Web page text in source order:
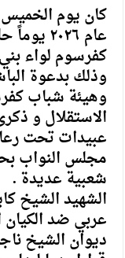
كان يوم الخميس
عام ٢٠٢٦
كفرسوم لواء
وذلك بدعوة
وهيئة شباب
الاستقلال و
عبيدات تحت
مجلس النواب
شعبية عديدة.
الشهيد الشيخ
عربي ضد
ديوان الشيخ